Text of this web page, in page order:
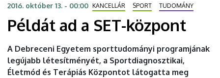
DEBRECENI
EGYETEM
2016. október 13. - 00:00 KANCELLÁR SPORT TUDOMÁNY
Példát ad a SET-központ
A Debreceni Egyetem sporttudományi programjának
legújabb létesítményét, a Sportdiagnosztikai,
Életmód és Terápiás Központot látogatta meg